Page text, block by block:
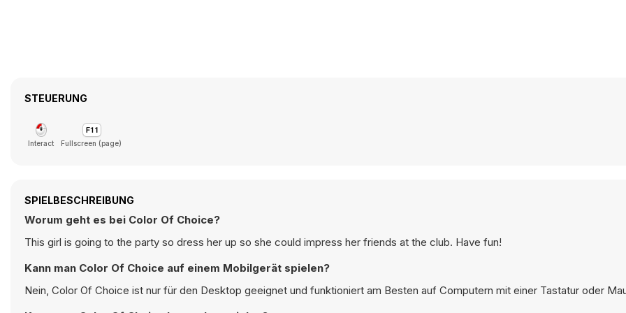
STEUERUNG
Interact Fullscreen (page)
SPIELBESCHREIBUNG
Worum geht es bei Color Of Choice?
This girl is going to the party so dress her up so she could impress her friends at the club. Have fun!
Kann man Color Of Choice auf einem Mobilgerät spielen?
Nein, Color Of Choice ist nur für den Desktop geeignet und funktioniert am Besten auf Computern mit einer Tastatur oder